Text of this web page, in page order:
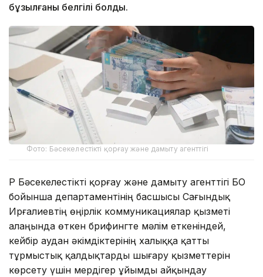
бұзылғаны белгілі болды.
Фото: Бәсекелестікті қорғау және дамыту агенттігі
ҚР Бәсекелестікті қорғау және дамыту агенттігі БҚО
бойынша департаментінің басшысы Сағындық
Ирғалиевтің өңірлік коммуникациялар қызметі
алаңында өткен брифингте мәлім еткеніндей,
кейбір аудан әкімдіктерінің халыққа қатты
тұрмыстық қалдықтарды шығару қызметтерін
көрсету үшін мердігер ұйымды айқындау